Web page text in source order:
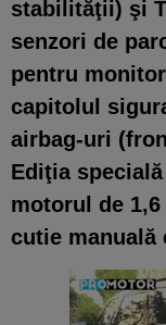
stabilităţii) şi
senzori de
pentru
capitolul
airbag-uri
Ediţia
motorul de
cutie manuală